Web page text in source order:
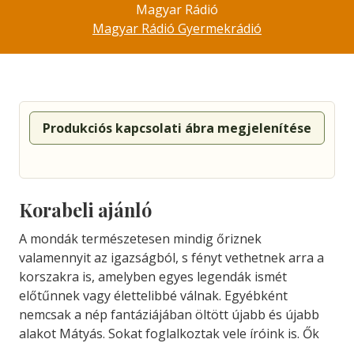
Magyar Rádió
Magyar Rádió Gyermekrádió
Produkciós kapcsolati ábra megjelenítése
Korabeli ajánló
A mondák természetesen mindig őriznek
valamennyit az igazságból, s fényt vethetnek arra a
korszakra is, amelyben egyes legendák ismét
előtűnnek vagy élettelibbé válnak. Egyébként
nemcsak a nép fantáziájában öltött újabb és újabb
alakot Mátyás. Sokat foglalkoztak vele íróink is. Ők